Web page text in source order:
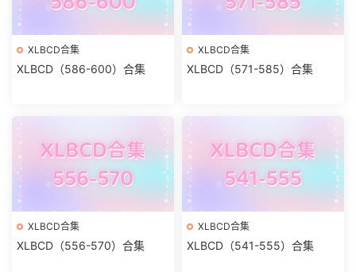
XLBCD合集
XLBCD（586-600）合集
XLBCD合集
XLBCD（571-585）合集
XLBCD合集
XLBCD（556-570）合集
XLBCD合集
XLBCD（541-555）合集